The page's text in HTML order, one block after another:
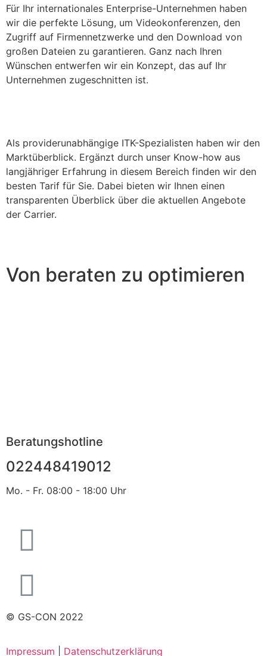
Für Ihr internationales Enterprise-Unternehmen haben
wir die perfekte Lösung, um Videokonferenzen, den
Zugriff auf Firmennetzwerke und den Download von
großen Dateien zu garantieren. Ganz nach Ihren
Wünschen entwerfen wir ein Konzept, das auf Ihr
Unternehmen zugeschnitten ist.
Als providerunabhängige ITK-Spezialisten haben wir den
Marktüberblick. Ergänzt durch unser Know-how aus
langjähriger Erfahrung in diesem Bereich finden wir den
besten Tarif für Sie. Dabei bieten wir Ihnen einen
transparenten Überblick über die aktuellen Angebote
der Carrier.
Von beraten zu optimieren
Beratungshotline
022448419012
Mo. - Fr. 08:00 - 18:00 Uhr
© GS-CON 2022
Impressum Datenschutzerklärung